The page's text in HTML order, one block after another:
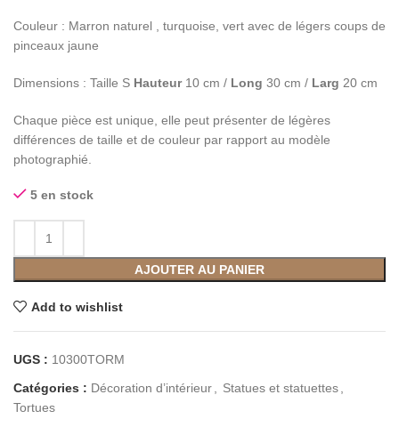
Couleur : Marron naturel , turquoise, vert avec de légers coups de
pinceaux jaune
Dimensions : Taille S Hauteur10 cm / Long 30 cm / Larg 20 cm
Chaque pièce est unique, elle peut présenter de légères
différences de taille et de couleur par rapport au modèle
photographié.
5 en stock
AJOUTER AU PANIER
Add to wishlist
UGS : 10300TORM
Catégories : Décoration d’intérieur, Statues et statuettes,
Tortues